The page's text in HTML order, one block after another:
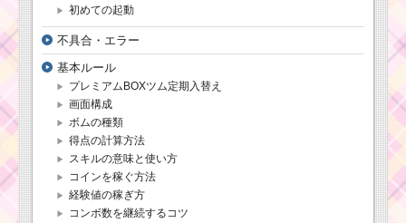
初めての起動
不具合・エラー
基本ルール
プレミアムBOXツム定期入替え
画面構成
ボムの種類
得点の計算方法
スキルの意味と使い方
コインを稼ぐ方法
経験値の稼ぎ方
コンボ数を継続するコツ